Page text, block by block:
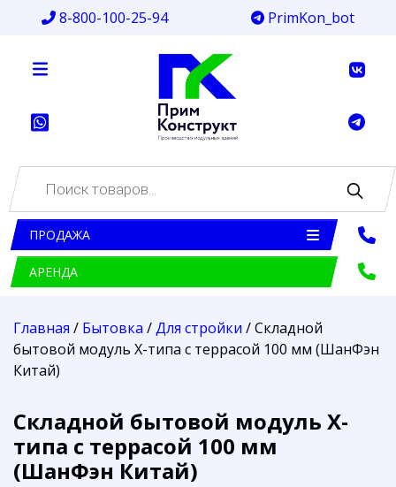
8-800-100-25-94 PrimKon_bot
Поиск
товаров
ПРОДАЖА
АРЕНДА
Главная / Бытовка /Для стройки / Складной
бытовой модуль Х-типа с террасой 100 мм (ШанФэн
Китай)
Складной бытовой модуль Х-
типа с террасой 100 мм
(ШанФэн Китай)